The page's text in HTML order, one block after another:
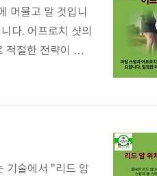
머물고 말 것입니
다. 어프로치 샷의
적절한 전략이 필
내 어프로치 전략
기술에서 "리드 암